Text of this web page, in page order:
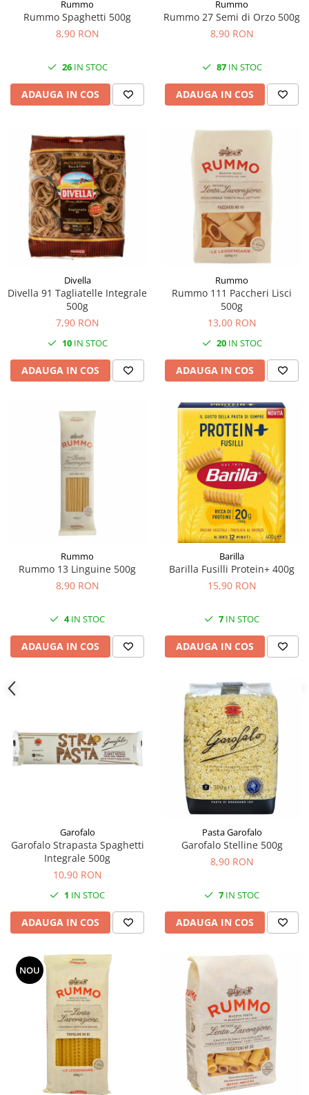
Rummo
Rummo Spaghetti 500g
8,90 RON
26IN STOC
ADAUGA IN COS
Rummo
Rummo 27 Semi di Orzo 500g
8,90 RON
87IN STOC
ADAUGA IN COS
Divella
Divella 91 Tagliatelle Integrale
500g
7,90 RON
10IN STOC
ADAUGA IN COS
Rummo
Rummo 111 Paccheri Lisci
500g
13,00 RON
20IN STOC
ADAUGA IN COS
Rummo
Rummo 13 Linguine 500g
8,90 RON
4IN STOC
ADAUGA IN COS
Barilla
Barilla Fusilli Protein+ 400g
15,90 RON
7 IN STOC
ADAUGA IN COS
Garofalo
Garofalo Strapasta Spaghetti
Integrale 500g
10,90 RON
1 IN STOC
ADAUGA IN COS
Pasta Garofalo
Garofalo Stelline 500g
8,90 RON
7 IN STOC
ADAUGA IN COS
NOU